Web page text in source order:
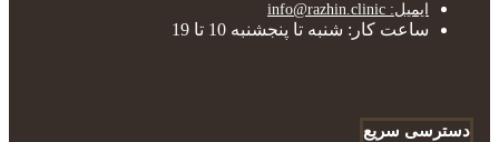
ایمیل: info@razhin.clinic
ساعت کار: شنبه تا پنجشنبه 10 تا 19
دسترسی سریع